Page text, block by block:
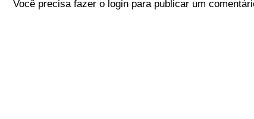
Você precisa fazer o login para publicar um